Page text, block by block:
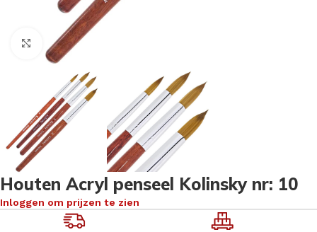
Klik om te vergroten
Houten Acryl penseel Kolinsky nr: 10
Inloggen om prijzen te zien